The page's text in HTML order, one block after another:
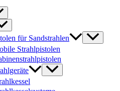
für Sandstrahlen
Strahlpistolen